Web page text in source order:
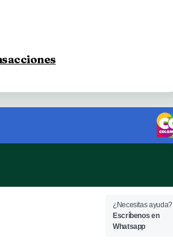
¿Necesitas ayuda?
Escríbenos en
Whatsapp